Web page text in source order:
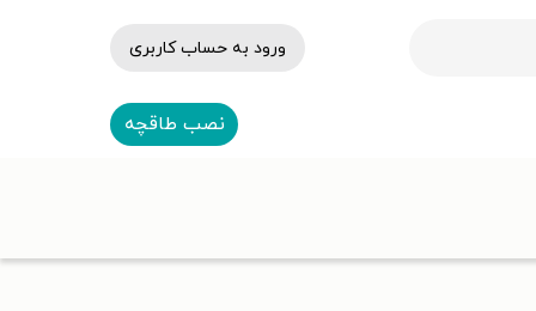
ورود به حساب کاربری
نصب طاقچه